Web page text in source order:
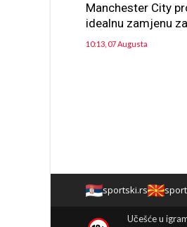
Manchester City
idealnu zamjenu
10:13, 07 Augusta
sportski.rs
Učešće u